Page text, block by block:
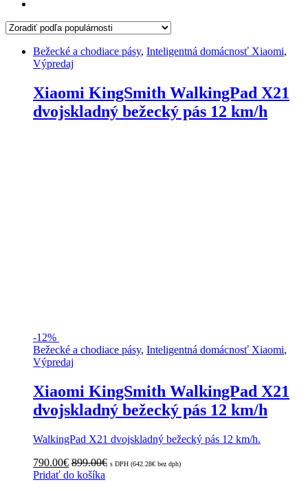
Bežecké a chodiace pásy, Inteligentná domácnosť Xiaomi,
Výpredaj
Xiaomi KingSmith WalkingPad X21
dvojskladný bežecký pás 12 km/h
-12%
Bežecké a chodiace pásy, Inteligentná domácnosť Xiaomi,
Výpredaj
Xiaomi KingSmith WalkingPad X21
dvojskladný bežecký pás 12 km/h
WalkingPad X21 dvojskladný bežecký pás 12 km/h.
790.00€ 899.00€ s DPH (642.28€ bez dph)
Pridať do košíka